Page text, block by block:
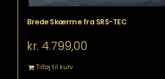
Brede Skærme fra SRS-TEC
kr. 4.799,00
Tilføj til kurv